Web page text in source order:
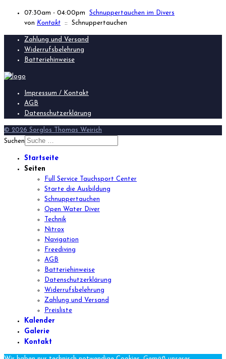
07:30am - 04:00pm Schnuppertauchen im Divers
von Kontakt :: Schnuppertauchen
Zahlung und Versand
Widerrufsbelehrung
Batteriehinweise
Impressum / Kontakt
AGB
Datenschutzerklärung
© 2026 Sorglos Thomas Weirich
Suchen
Startseite
Seiten
Full Service Tauchsport Center
Starte die Ausbildung
Schnuppertauchen
Open Water Diver
Technik
Nitrox
Navigation
Freediving
AGB
Batteriehinweise
Datenschutzerklärung
Widerrufsbelehrung
Zahlung und Versand
Preisliste
Kalender
Galerie
Kontakt